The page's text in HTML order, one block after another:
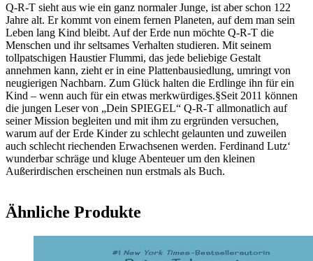
Menge
Q-R-T sieht aus wie ein ganz normaler Junge, ist aber schon 122
Jahre alt. Er kommt von einem fernen Planeten, auf dem man sein
Leben lang Kind bleibt. Auf der Erde nun möchte Q-R-T die
Menschen und ihr seltsames Verhalten studieren. Mit seinem
tollpatschigen Haustier Flummi, das jede beliebige Gestalt
annehmen kann, zieht er in eine Plattenbausiedlung, umringt von
neugierigen Nachbarn. Zum Glück halten die Erdlinge ihn für ein
Kind – wenn auch für ein etwas merkwürdiges.§Seit 2011 können
die jungen Leser von „Dein SPIEGEL“ Q-R-T allmonatlich auf
seiner Mission begleiten und mit ihm zu ergründen versuchen,
warum auf der Erde Kinder zu schlecht gelaunten und zuweilen
auch schlecht riechenden Erwachsenen werden. Ferdinand Lutz‘
wunderbar schräge und kluge Abenteuer um den kleinen
Außerirdischen erscheinen nun erstmals als Buch.
Ähnliche Produkte